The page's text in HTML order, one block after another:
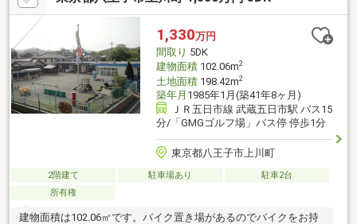
美しい山並みや青空を一望できる開放的な大型バルコニーも必見
です。バルコニーから広がる遮るもののない青空と緑の景色を眺
めながら、日常の喧騒を離れた贅沢な時間を満喫してください。
1,330万円
間取り 5DK
建物面積102.06m2
土地面積198.42m2
築年月 1985年1月(築41年8ヶ月)
ＪＲ五日市線 武蔵五日市駅 バス15
分/「GMGゴルフ場」バス停 停歩1分
東京都八王子市上川町
2階建て 駐車場あり
駐車2台
所有権
建物面積は102.06㎡です。バイク置き場があるのでバイクをお持